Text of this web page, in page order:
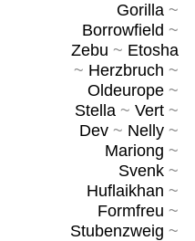
Gorilla~
Borrowfield ~
Zebu ~ Etosha
~ Herzbruch ~
Oldeurope~
Stella~ Vert~
Dev~ Nelly~
Mariong ~
Svenk~
Huflaikhan ~
Formfreu ~
Stubenzweig ~